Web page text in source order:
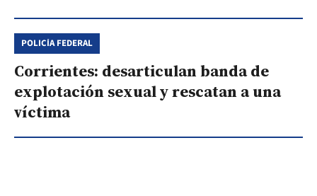
POLICÍA FEDERAL
Corrientes: desarticulan banda de
explotación sexual y rescatan a una
víctima